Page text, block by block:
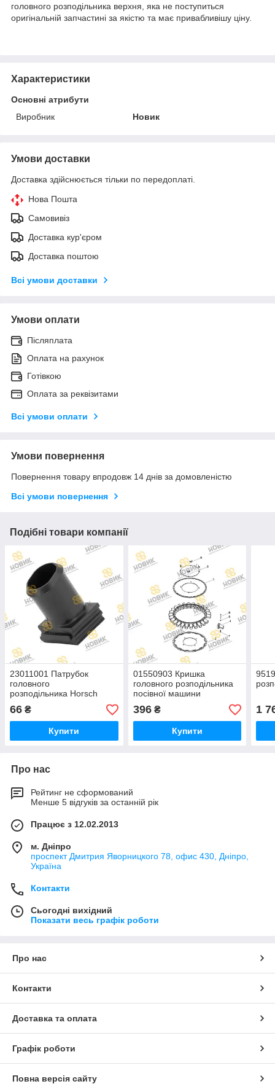
головного розподільника верхня, яка не поступиться
оригінальній запчастині за якістю та має привабливішу ціну.
Характеристики
Основні атрибути
Виробник
Новик
Умови доставки
Доставка здійснюється тільки по передоплаті.
Нова Пошта
Самовивіз
Доставка кур'єром
Доставка поштою
Всі умови доставки
Умови оплати
Післяплата
Оплата на рахунок
Готівкою
Оплата за реквізитами
Всі умови оплати
Умови повернення
Повернення товару впродовж 14 днів за домовленістю
Всі умови повернення
Подібні товари компанії
23011001 Патрубок
головного
розподільника Horsch
66 ₴
Купити
01550903 Кришка
головного розподільника
посівної машини
396₴
Купити
1
Про нас
Рейтинг не сформований
Менше 5 відгуків за останній рік
Працює з 12.02.2013
м. Дніпро
проспект Дмитрия Яворницкого 78, офис 430, Дніпро,
Україна
Контакти
Сьогодні вихідний
Показати весь графік роботи
Про нас
Контакти
Доставка та оплата
Графік роботи
Повна версія сайту